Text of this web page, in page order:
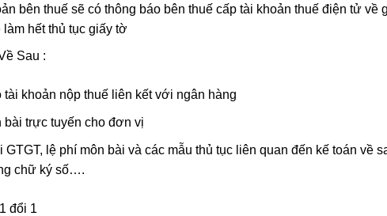
bên thuế sẽ có thông báo bên thuế cấp tài khoản thuế điện tử về
hết thủ tục giấy tờ
Sau :
khoản nộp thuế liên kết với ngân hàng
trực tuyến cho đơn vị
lệ phí môn bài và các mẫu thủ tục liên quan đến kế toán về
chữ ký số….
đổi 1